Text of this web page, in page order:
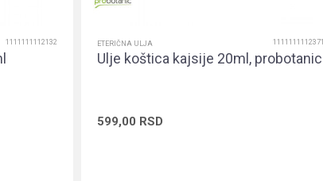
1111111112132 ETERIČNA ULJA 1111111112371
Ulje koštica kajsije 20ml, probotanic
599,00 RSD